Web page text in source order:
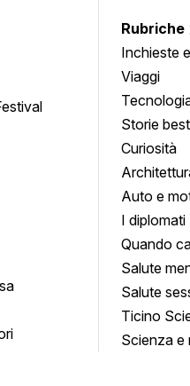
Rubriche
Inchieste e
Viaggi
Storie
Curiosità
Auto e
I diplomati
Quando
Salute
Salute
Ticino
Scienza e